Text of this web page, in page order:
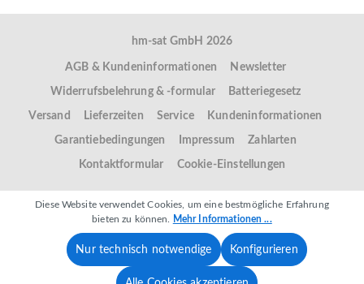
hm-sat GmbH 2026
AGB & Kundeninformationen Newsletter
Widerrufsbelehrung & -formular Batteriegesetz
Versand Lieferzeiten Service Kundeninformationen
Garantiebedingungen Impressum Zahlarten
Kontaktformular Cookie-Einstellungen
Diese Website verwendet Cookies, um eine bestmögliche Erfahrung
bieten zu können.
Mehr Informationen ...
Nur technisch notwendige Konfigurieren